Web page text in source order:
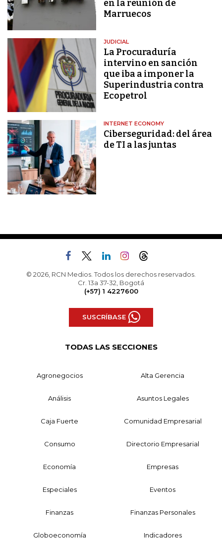
en la reunión de
Marruecos
JUDICIAL
La Procuraduría
intervino en sanción
que iba a imponer la
Superindustria contra
Ecopetrol
INTERNET ECONOMY
Ciberseguridad: del área
de TI a las juntas
© 2026, RCN Medios. Todos los derechos reservados.
Cr. 13a 37-32, Bogotá
(+57) 1 4227600
SUSCRÍBASE
TODAS LAS SECCIONES
Agronegocios Alta Gerencia
Análisis Asuntos Legales
Caja Fuerte Comunidad Empresarial
Consumo Directorio Empresarial
Economía Empresas
Especiales Eventos
Finanzas Finanzas Personales
Globoeconomía Indicadores